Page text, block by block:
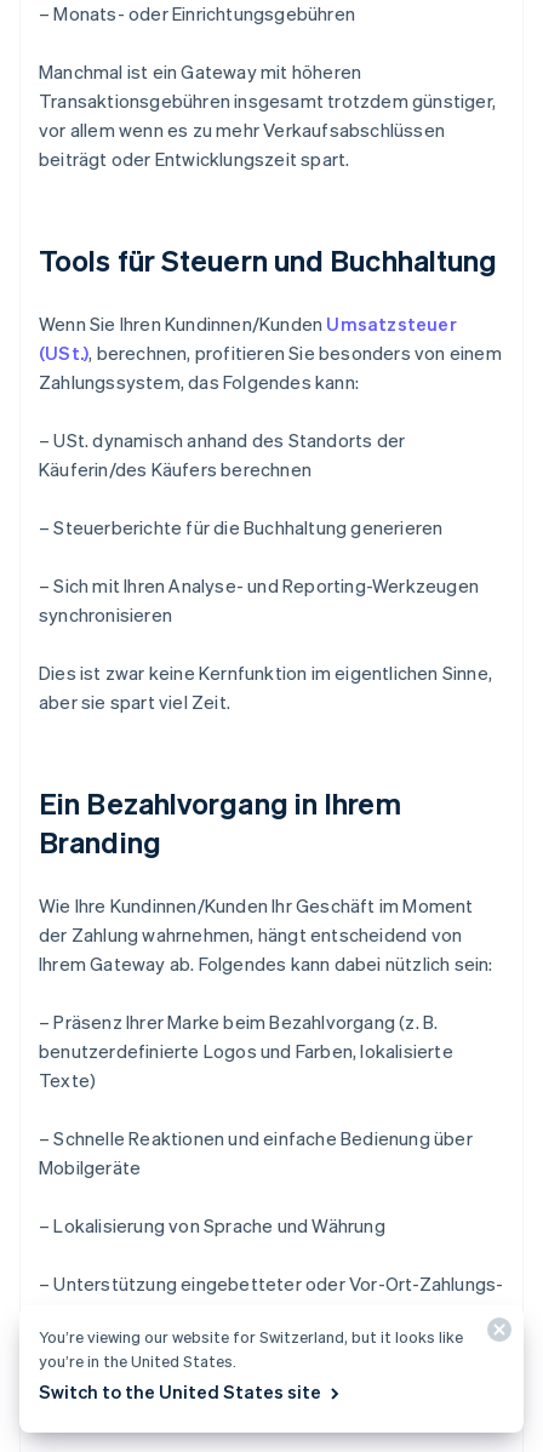
– Monats- oder Einrichtungsgebühren
Manchmal ist ein Gateway mit höheren
Transaktionsgebühren insgesamt trotzdem günstiger,
vor allem wenn es zu mehr Verkaufsabschlüssen
beiträgt oder Entwicklungszeit spart.
Tools für Steuern und Buchhaltung
Wenn Sie Ihren Kundinnen/Kunden Umsatzsteuer
(USt.), berechnen, profitieren Sie besonders von einem
Zahlungssystem, das Folgendes kann:
– USt. dynamisch anhand des Standorts der
Käuferin/des Käufers berechnen
– Steuerberichte für die Buchhaltung generieren
– Sich mit Ihren Analyse- und Reporting-Werkzeugen
synchronisieren
Dies ist zwar keine Kernfunktion im eigentlichen Sinne,
aber sie spart viel Zeit.
Ein Bezahlvorgang in Ihrem
Branding
Wie Ihre Kundinnen/Kunden Ihr Geschäft im Moment
der Zahlung wahrnehmen, hängt entscheidend von
Ihrem Gateway ab. Folgendes kann dabei nützlich sein:
– Präsenz Ihrer Marke beim Bezahlvorgang (z. B.
benutzerdefinierte Logos und Farben, lokalisierte
Texte)
– Schnelle Reaktionen und einfache Bedienung über
Mobilgeräte
– Lokalisierung von Sprache und Währung
– Unterstützung eingebetteter oder Vor-Ort-Zahlungs-
Ein sauberer, konsistenter Vorgang begünstigt die
Konversion.
You’re viewing our website for Switzerland, but it looks like
you’re in the United States.
Switch to the United States site